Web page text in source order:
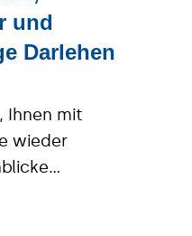
und
Darlehen
Ihnen mit
wieder